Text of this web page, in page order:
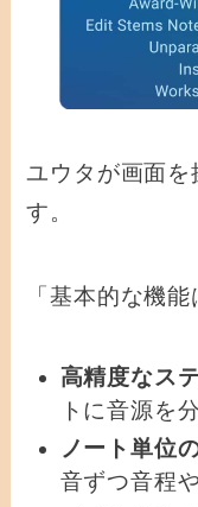
ユウタが画面を
す。
「基本的な機
高精度なス
トに音源を
ノート単位
音ずつ音程